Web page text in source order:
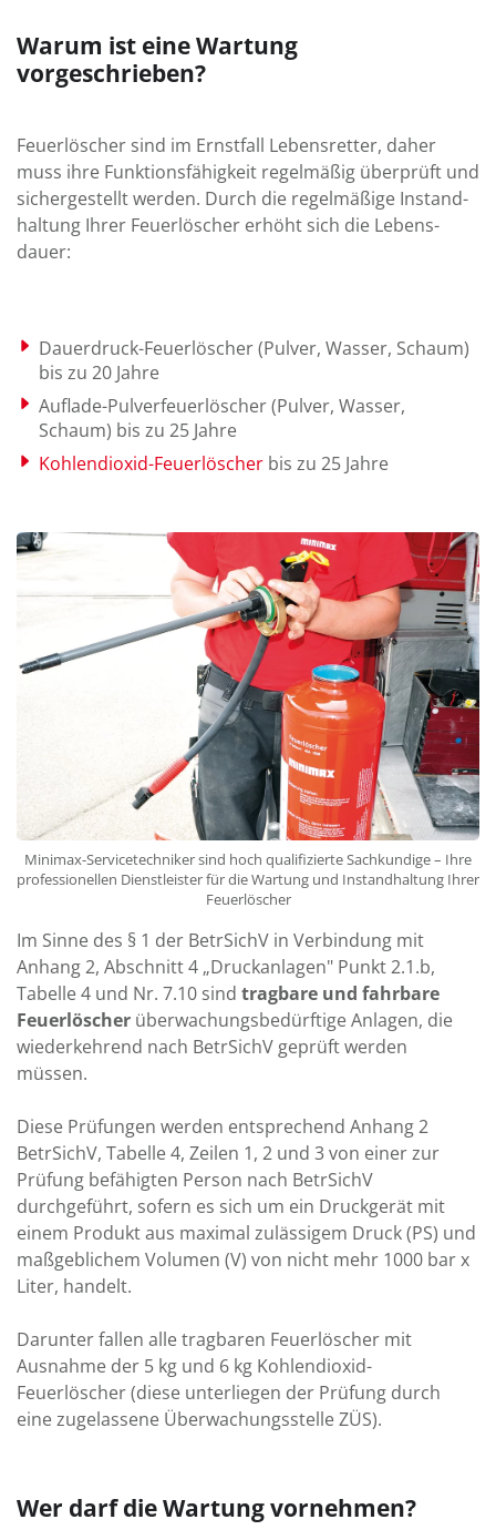
Warum ist eine Wartung
vorgeschrieben?
Feuerlöscher sind im Ernst­fall Lebens­retter, daher
muss ihre Funktions­fähig­keit regel­mäßig über­prüft und
sicher­gestellt werden. Durch die regel­mäßige Instand­
haltung Ihrer Feuer­löscher erhöht sich die Lebens­
dauer:
Dauerdruck-Feuerlöscher (Pulver, Wasser, Schaum)
bis zu 20 Jahre
Auflade-Pulverfeuerlöscher (Pulver, Wasser,
Schaum) bis zu 25 Jahre
Kohlendioxid-Feuerlöscher bis zu 25 Jahre
Minimax-Servicetechniker sind hoch qualifizierte Sachkundige – Ihre
professionellen Dienstleister für die Wartung und Instandhaltung Ihrer
Feuerlöscher
Im Sinne des § 1 der BetrSichV in Verbindung mit
Anhang 2, Abschnitt 4 „Druckanlagen" Punkt 2.1.b,
Tabelle 4 und Nr. 7.10 sind tragbare und fahrbare
Feuerlöscher überwachungsbedürftige Anlagen, die
wiederkehrend nach BetrSichV geprüft werden
müssen.
Diese Prüfungen werden entsprechend Anhang 2
BetrSichV, Tabelle 4, Zeilen 1, 2 und 3 von einer zur
Prüfung befähigten Person nach BetrSichV
durchgeführt, sofern es sich um ein Druckgerät mit
einem Produkt aus maximal zulässigem Druck (PS) und
maßgeblichem Volumen (V) von nicht mehr 1000 bar x
Liter, handelt.
Darunter fallen alle tragbaren Feuerlöscher mit
Ausnahme der 5 kg und 6 kg Kohlendioxid-
Feuerlöscher (diese unterliegen der Prüfung durch
eine zugelassene Überwachungsstelle ZÜS).
Wer darf die Wartung vornehmen?